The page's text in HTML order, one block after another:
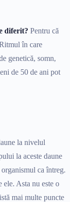
diferit? Pentru că
în care
genetică, somn,
de 50 de ani pot
la nivelul
la aceste daune
ca întreg.
ele. Asta nu este o
mai multe puncte